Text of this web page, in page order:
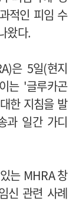
적인 피임 수
왔다.
은 5일(현지
는 '글루카곤
한 지침을 발
과 일간 가디
는 MHRA창
신 관련 사례